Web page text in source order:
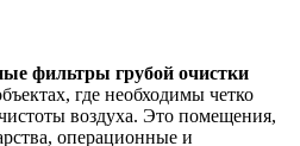
фильтры грубой очистки
где необходимы четко
воздуха. Это помещения,
операционные и